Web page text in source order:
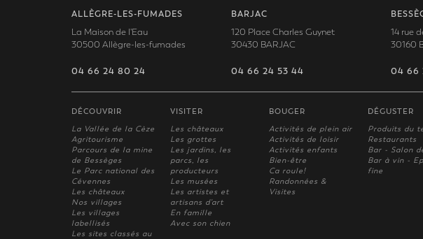
ALLÈGRE-LES-FUMADES
La Maison de l'Eau
30500 Allègre-les-fumades
04 66 24 80 24
BARJAC
120 Place Charles Guynet
30430 BARJAC
04 66 24 53 44
14 rue
30160
04 66
DÉCOUVRIR
La Vallée de la Cèze
Agritourisme
Parcours de la mine
de Bessèges
Le Parc national des
Cévennes
Les châteaux
Nos villages
Les villages
labellisés
Les sites classés au
VISITER
Les châteaux
Les grottes
Les jardins, les
parcs, les
producteurs
Les musées
Les artistes et
artisans d'art
En famille
Avec son chien
BOUGER
Activités de plein air
Activités de loisir
Activités enfants
Bien-être
Ca roule!
Randonnées &
Visites
DÉGUSTER
Produits du
Restaurants
Bar - Salon
Bar à vin -
fine